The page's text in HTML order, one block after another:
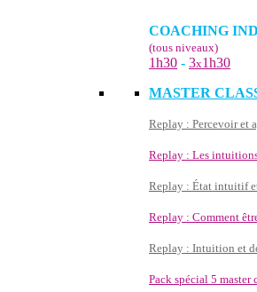
COACHING
(tous niveaux)
1h30 - 3x1h30
MASTER
Replay : Percevoir et
Replay : Les
Replay : État intuitif
Replay : Comment
Replay : Intuition et
Pack spécial 5 master